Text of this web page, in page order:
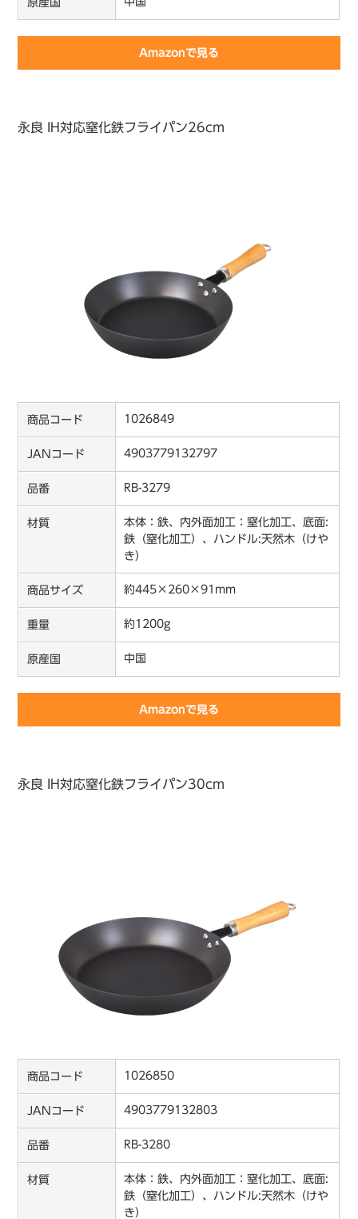
原産国
Amazonで見る
永良 IH対応窒化鉄フライパン26cm
商品コード 1026849
JANコード 4903779132797
品番 RB-3279
材質
本体：鉄、内外面加工：窒化加工、底面:
鉄（窒化加工）、ハンドル:天然木（けや
き）
商品サイズ 約445×260×91mm
重量 約1200g
原産国 中国
Amazonで見る
永良 IH対応窒化鉄フライパン30cm
商品コード 1026850
JANコード 4903779132803
品番 RB-3280
材質
本体：鉄、内外面加工：窒化加工、底面:
鉄（窒化加工）、ハンドル:天然木（けや
き）